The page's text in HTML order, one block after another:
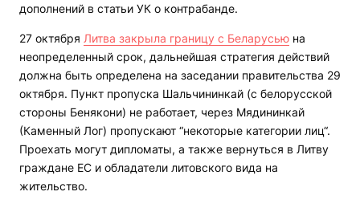
дополнений в статьи УК о контрабанде.
27 октября Литва закрыла границу с Беларусью на
неопределенный срок, дальнейшая стратегия действий
должна быть определена на заседании правительства 29
октября. Пункт пропуска Шальчининкай (с белорусской
стороны Бенякони) не работает, через Мядининкай
(Каменный Лог) пропускают “некоторые категории лиц“.
Проехать могут дипломаты, а также вернуться в Литву
граждане ЕС и обладатели литовского вида на
жительство.